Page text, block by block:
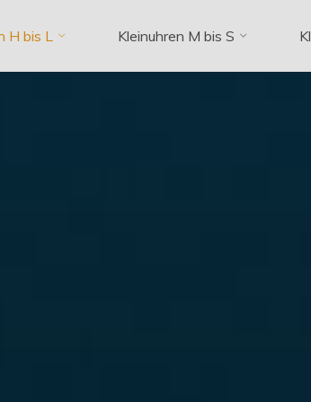
H bis L Kleinuhren M bis S